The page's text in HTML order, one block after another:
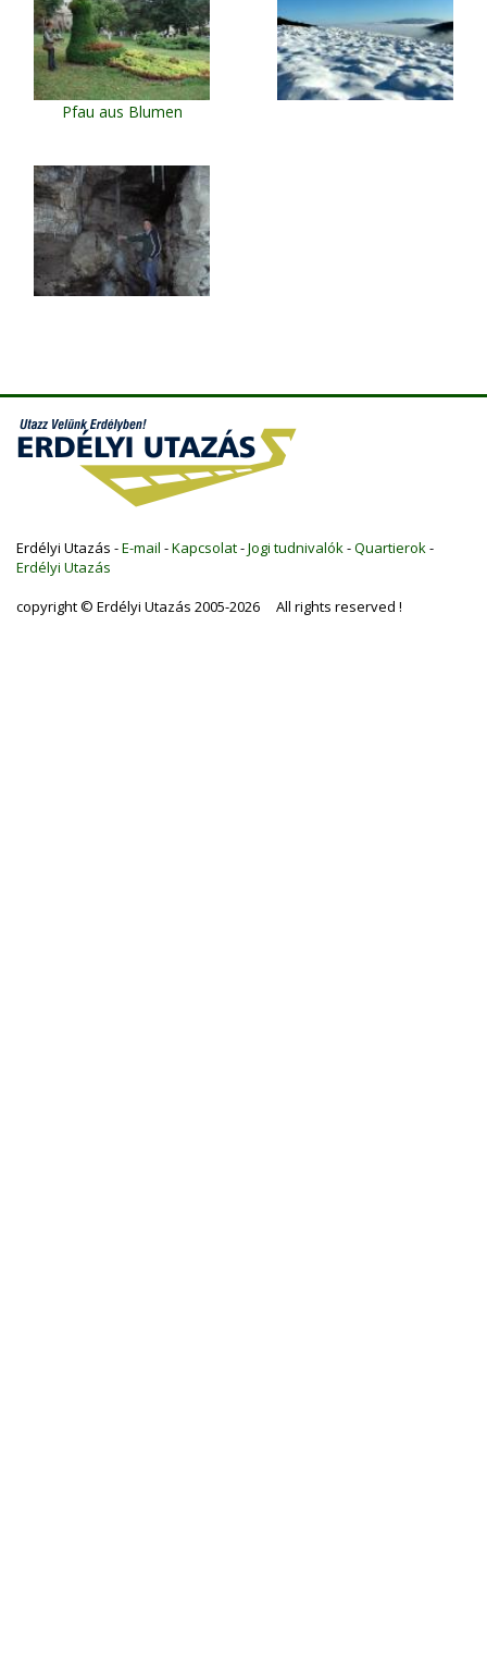
Pfau aus Blumen
Erdélyi Utazás -E-mail -Kapcsolat-Jogi tudnivalók -Quartierok -
Erdélyi Utazás
copyright © Erdélyi Utazás 2005-2026 All rights reserved !